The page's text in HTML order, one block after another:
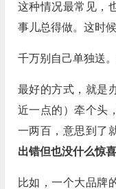
这种情况最常见，
事儿总得做。这时候
千万别自己单独送
最好的方式，就是
近一点的）牵个头
一两百，意思到了
出错但也没什么惊喜
比如，一个大品牌